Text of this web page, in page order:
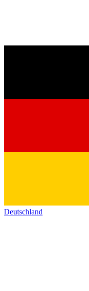
Deutschland